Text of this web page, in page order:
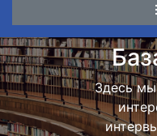
Здесь